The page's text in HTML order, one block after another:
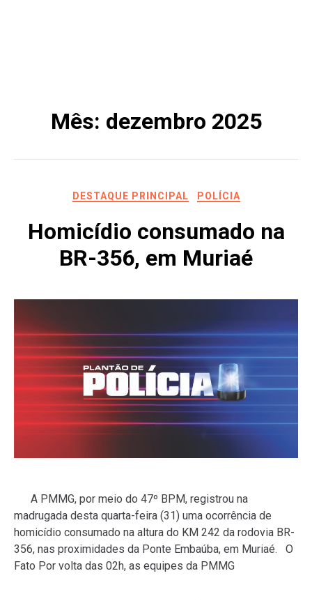
Mês: dezembro 2025
DESTAQUE PRINCIPAL POLÍCIA
Homicídio consumado na
BR-356, em Muriaé
A PMMG, por meio do 47º BPM, registrou na
madrugada desta quarta-feira (31) uma ocorrência de
homicídio consumado na altura do KM 242 da rodovia BR-
356, nas proximidades da Ponte Embaúba, em Muriaé. O
Fato Por volta das 02h, as equipes da PMMG